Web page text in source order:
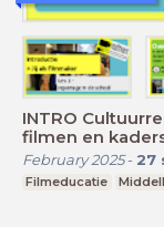
INTRO
filmen en
February 2025- 27
Filmeducatie